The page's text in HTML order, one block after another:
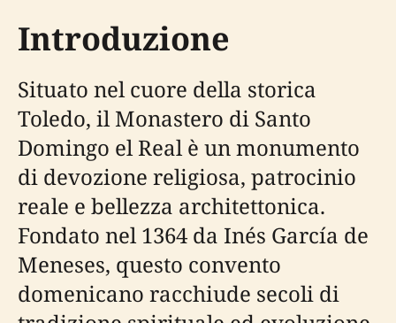
Introduzione
Situato nel cuore della storica
Toledo, il Monastero di Santo
Domingo el Real è un monumento
di devozione religiosa, patrocinio
reale e bellezza architettonica.
Fondato nel 1364 da Inés García de
Meneses, questo convento
domenicano racchiude secoli di